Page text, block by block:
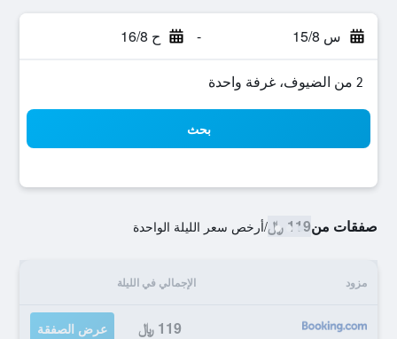
س 15/8 - ح 16/8
2 من الضيوف، غرفة واحدة
بحث
صفقات من119 ﷼ /أرخص سعر الليلة الواحدة
مزود الإجمالي في الليلة
119 ﷼ عرض الصفقة